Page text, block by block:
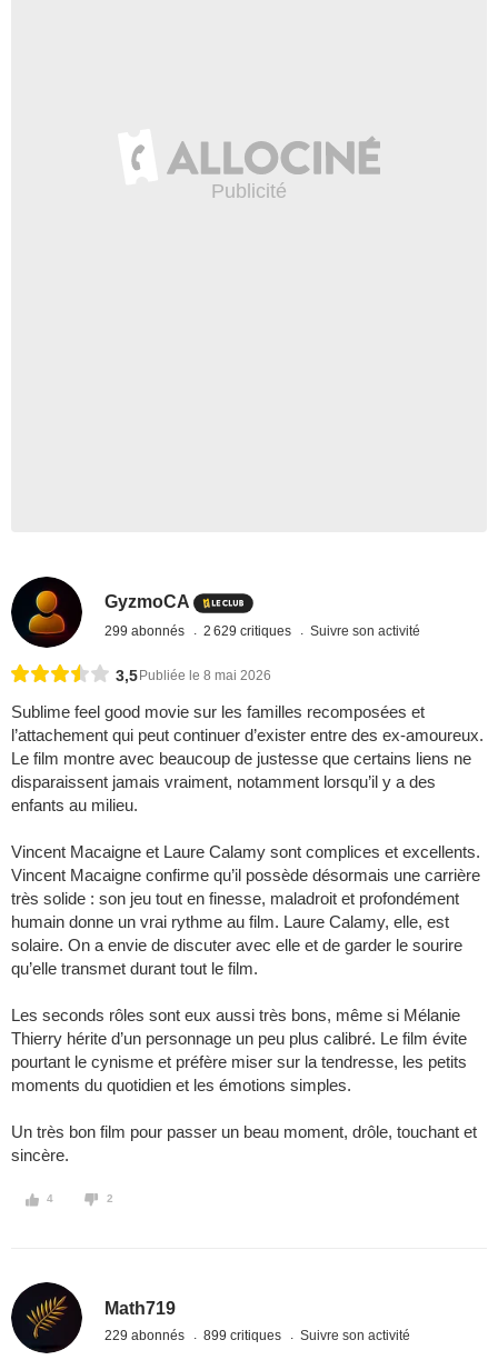
GyzmoCA
299 abonnés 2 629 critiques Suivre son activité
3,5 Publiée le 8 mai 2026
Sublime feel good movie sur les familles recomposées et
l’attachement qui peut continuer d’exister entre des ex-amoureux.
Le film montre avec beaucoup de justesse que certains liens ne
disparaissent jamais vraiment, notamment lorsqu’il y a des
enfants au milieu.
Vincent Macaigne et Laure Calamy sont complices et excellents.
Vincent Macaigne confirme qu’il possède désormais une carrière
très solide : son jeu tout en finesse, maladroit et profondément
humain donne un vrai rythme au film. Laure Calamy, elle, est
solaire. On a envie de discuter avec elle et de garder le sourire
qu’elle transmet durant tout le film.
Les seconds rôles sont eux aussi très bons, même si Mélanie
Thierry hérite d’un personnage un peu plus calibré. Le film évite
pourtant le cynisme et préfère miser sur la tendresse, les petits
moments du quotidien et les émotions simples.
Un très bon film pour passer un beau moment, drôle, touchant et
sincère.
4 2
Math719
229 abonnés 899 critiques Suivre son activité